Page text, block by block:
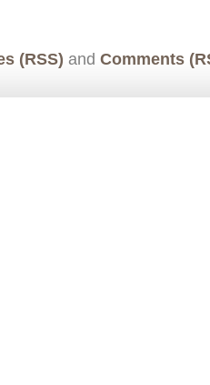
(RSS) and Comments